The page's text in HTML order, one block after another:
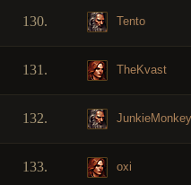
130. Tento
131. TheKvast
132. JunkieMonkey
133. oxi